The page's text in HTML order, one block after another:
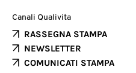
Canali Qualivita
RASSEGNA STAMPA
NEWSLETTER
COMUNICATI STAMPA